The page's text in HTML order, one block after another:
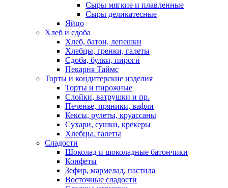
Сыры мягкие и плавленные
Сыры деликатесные
Яйцо
Хлеб и сдоба
Хлеб, батон, лепешки
Хлебцы, гренки, галеты
Сдоба, булки, пироги
Пекарня Таймс
Торты и кондитерские изделия
Торты и пирожные
Слойки, ватрушки и пр.
Печенье, пряники, вафли
Кексы, рулеты, круассаны
Сухари, сушки, крекеры
Хлебцы, галеты
Сладости
Шоколад и шоколадные батончики
Конфеты
Зефир, мармелад, пастила
Восточные сладости